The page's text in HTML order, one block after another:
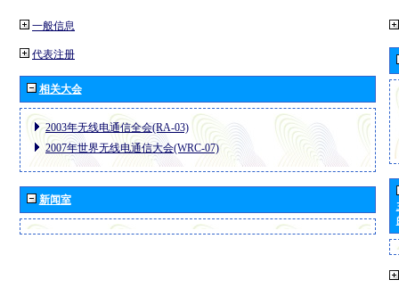
一般信息
代表注册
相关大会
2003年无线电通信全会(RA-03)
2007年世界无线电通信大会(WRC-07)
新闻室